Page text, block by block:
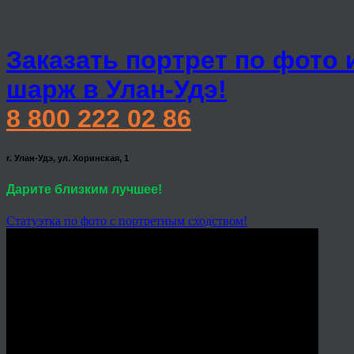
Заказать портрет по фото
шарж в Улан-Удэ!
8 800 222 02 86
г. Улан-Удэ, ул. Хоринская, 1
Дарите близким лучшее!
Статуэтка по фото с портретным сходством!